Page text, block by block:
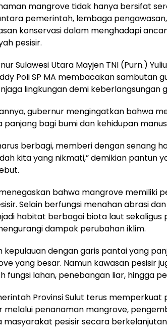
mangrove tidak hanya bersifat
pemerintah, lembaga
konservasi dalam menghadapi
pesisir.
Sulawesi Utara Mayjen TNI (Purn.)
Poli SP MA membacakan sambutan
lingkungan demi keberlangsungan
gubernur mengingatkan bahwa
panjang bagi bumi dan kehidupan
berbagi, memberi dengan senang
kita yang nikmati,” demikian pantun
bahwa mangrove memiliki
Selain berfungsi menahan abrasi
habitat berbagai biota laut sekaligus
dampak perubahan iklim.
kepulauan dengan garis pantai yang
yang besar. Namun kawasan pesisir
fungsi lahan, penebangan liar, hingga
Provinsi Sulut terus
melalui penanaman mangrove,
masyarakat pesisir secara